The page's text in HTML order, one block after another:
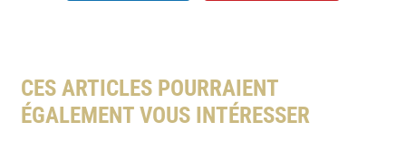
CES ARTICLES POURRAIENT
ÉGALEMENT VOUS INTÉRESSER